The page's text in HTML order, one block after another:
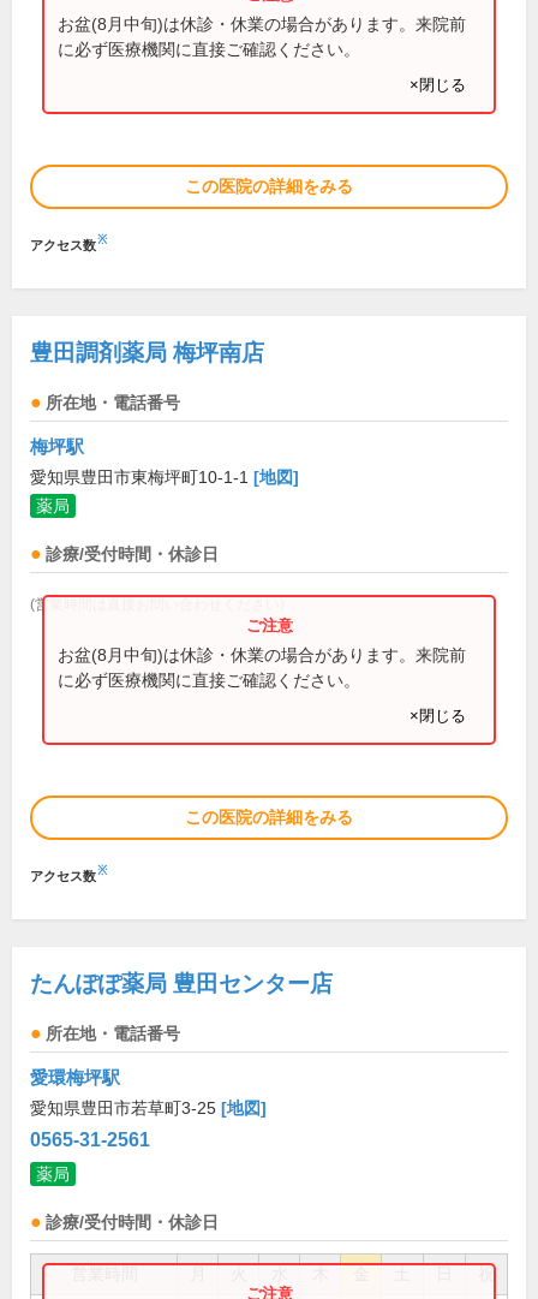
お盆(8月中旬)は休診・休業の場合があります。来院前
に必ず医療機関に直接ご確認ください。
×閉じる
この医院の詳細をみる
アクセス数※
豊田調剤薬局 梅坪南店
所在地・電話番号
梅坪駅
愛知県豊田市東梅坪町10-1-1 [地図]
薬局
診療/受付時間・休診日
(営業時間は直接お問い合わせください)
お盆(8月中旬)は休診・休業の場合があります。来院前
に必ず医療機関に直接ご確認ください。
×閉じる
この医院の詳細をみる
アクセス数※
たんぽぽ薬局 豊田センター店
所在地・電話番号
愛環梅坪駅
愛知県豊田市若草町3-25 [地図]
0565-31-2561
薬局
診療/受付時間・休診日
祝